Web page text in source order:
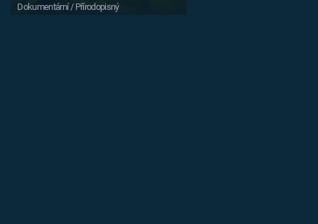
Dokumentární / Přírodopisný